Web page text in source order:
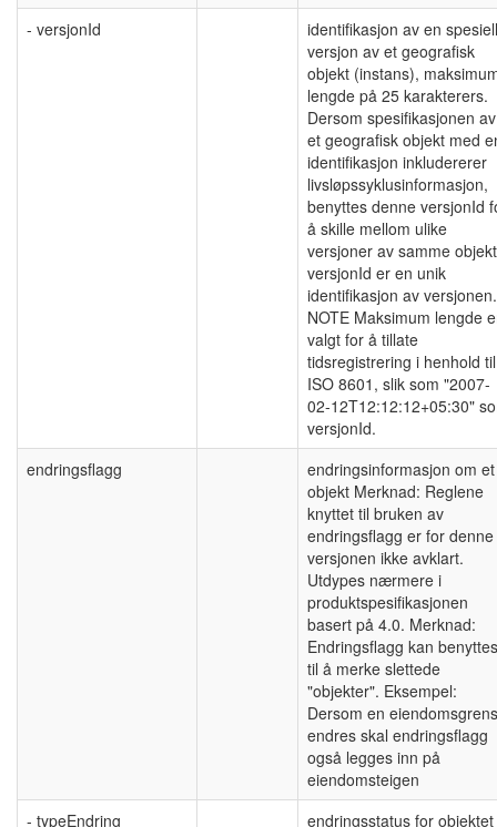
- versjonId
identifikasjon av en spesiell
versjon av et geografisk
objekt (instans),
lengde på 25 karakterers.
Dersom spesifikasjonen av
et geografisk objekt med
identifikasjon inkludererer
livsløpssyklusinformasjon,
benyttes denne versjonId
å skille mellom ulike
versjoner av samme
versjonId er en unik
identifikasjon av versjonen.
NOTE Maksimum lengde
valgt for å tillate
tidsregistrering i henhold til
ISO 8601, slik som "2007-
02-12T12:12:12+05:30"
versjonId.
endringsflagg
endringsinformasjon om et
objekt Merknad: Reglene
knyttet til bruken av
endringsflagg er for denne
versjonen ikke avklart.
Utdypes nærmere i
produktspesifikasjonen
basert på 4.0. Merknad:
Endringsflagg kan benyttes
til å merke slettede
"objekter". Eksempel:
Dersom en
endres skal endringsflagg
også legges inn på
eiendomsteigen
- typeEndring
endringsstatus for objektet